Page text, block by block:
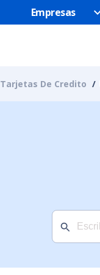
Empresas
Tarjetas De Credito